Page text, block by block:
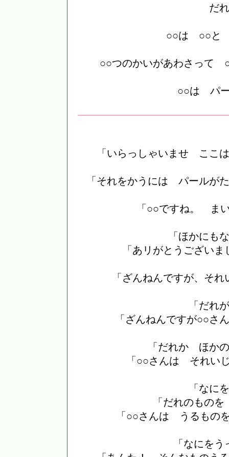
だ
○○は ○○と
○○つのかいがあわさって
○○は パ
「いらっしゃいませ こ
「それをかうには パールが
「○○ですね。 ま
「ほかに
「あリがとうござい
「ざんねんですが、そ
「だれ
「ざんねんですが○○
「だれか ほか
「○○さんは それい
「なに
「だれのもの
「○○さんは うるもの
「なにを